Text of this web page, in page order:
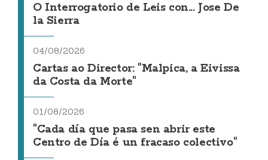
O Interrogatorio de Leis con... Jose De
la Sierra
04/08/2026
Cartas ao Director: "Malpica, a Eivissa
da Costa da Morte"
01/08/2026
"Cada día que pasa sen abrir este
Centro de Día é un fracaso colectivo"